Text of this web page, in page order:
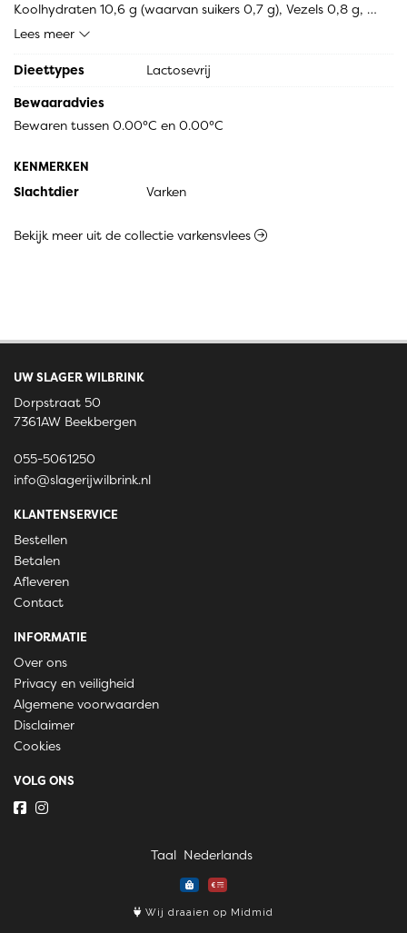
Koolhydraten 10,6 g (waarvan suikers 0,7 g), Vezels 0,8 g,
Eiwitten 15,7 g, Zout 1,0 g.
Lees meer
Dieettypes
Lactosevrij
Bewaaradvies
Bewaren tussen 0.00°C en 0.00°C
KENMERKEN
Slachtdier Varken
Bekijk meer uit de collectie varkensvlees
UW SLAGER WILBRINK
Dorpstraat 50
7361AW Beekbergen
055-5061250
info@slagerijwilbrink.nl
KLANTENSERVICE
Bestellen
Betalen
Afleveren
Contact
INFORMATIE
Over ons
Privacy en veiligheid
Algemene voorwaarden
Disclaimer
Cookies
VOLG ONS
Taal
Wij draaien op Midmid